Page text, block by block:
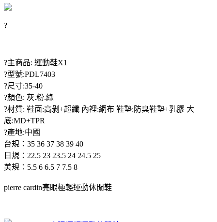
?
?主商品: 運動鞋X1
?型號:PDL7403
?尺寸:35-40
?顏色: 灰.粉.綠
?材質: 鞋面:高剝+超纖 內裡:網布 鞋墊:防臭鞋墊+乳膠 大
底:MD+TPR
?產地:中國
台規：35 36 37 38 39 40
日規：22.5 23 23.5 24 24.5 25
美規：5.5 6 6.5 7 7.5 8
pierre cardin亮眼極輕運動休閒鞋